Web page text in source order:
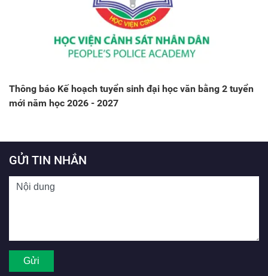
Thông báo Kế hoạch tuyển sinh đại học văn bằng 2 tuyển
mới năm học 2026 - 2027
GỬI TIN NHẮN